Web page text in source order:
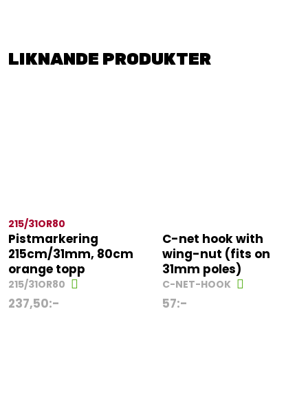
LIKNANDE PRODUKTER
215/31OR80
Pistmarkering
215cm/31mm, 80cm
orange topp
215/31OR80
237,50:-
C-net hook with
wing-nut (fits on
31mm poles)
C-NET-HOOK
57:-